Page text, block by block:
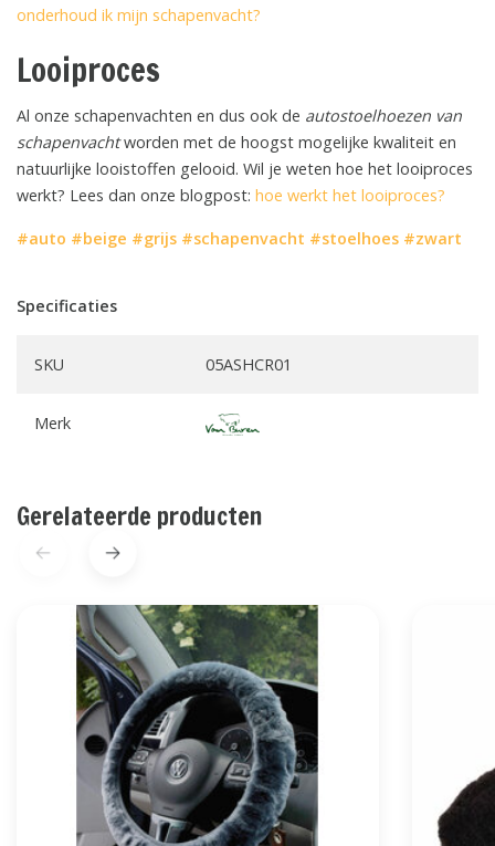
onderhoud ik mijn schapenvacht?
Looiproces
Al onze schapenvachten en dus ook de autostoelhoezen van
schapenvachtworden met de hoogst mogelijke kwaliteit en
natuurlijke looistoffen gelooid. Wil je weten hoe het looiproces
werkt? Lees dan onze blogpost: hoe werkt het looiproces?
#auto #beige #grijs #schapenvacht #stoelhoes #zwart
Specificaties
SKU 05ASHCR01
Merk
Gerelateerde producten